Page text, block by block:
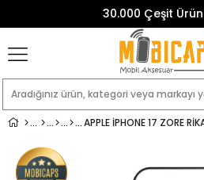
30.000 Çeşit